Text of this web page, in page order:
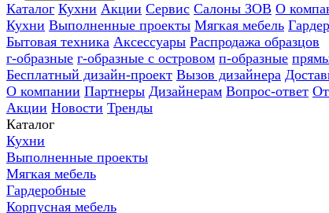
Каталог Кухни Акции Сервис Салоны ЗОВ О
Кухни Выполненные проекты Мягкая мебель
Бытовая техника Аксессуары Распродажа образцов
г-образные г-образные с островом п-образные
Бесплатный дизайн-проект Вызов дизайнера
О компании Партнеры Дизайнерам Вопрос-ответ
Акции Новости Тренды
Каталог
Кухни
Выполненные проекты
Мягкая мебель
Гардеробные
Корпусная мебель